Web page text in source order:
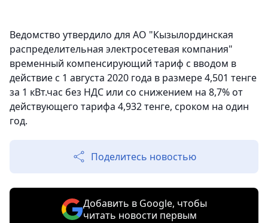
Ведомство утвердило для АО "Кызылординская
распределительная электросетевая компания"
временный компенсирующий тариф с вводом в
действие с 1 августа 2020 года в размере 4,501 тенге
за 1 кВт.час без НДС или со снижением на 8,7% от
действующего тарифа 4,932 тенге, сроком на один
год.
Поделитесь новостью
Добавить в Google, чтобы
читать новости первым